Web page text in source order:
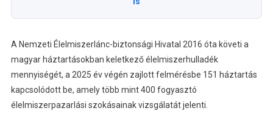
A Nemzeti Élelmiszerlánc-biztonsági Hivatal 2016 óta követi a
magyar háztartásokban keletkező élelmiszerhulladék
mennyiségét, a 2025 év végén zajlott felmérésbe 151 háztartás
kapcsolódott be, amely több mint 400 fogyasztó
élelmiszerpazarlási szokásainak vizsgálatát jelenti.